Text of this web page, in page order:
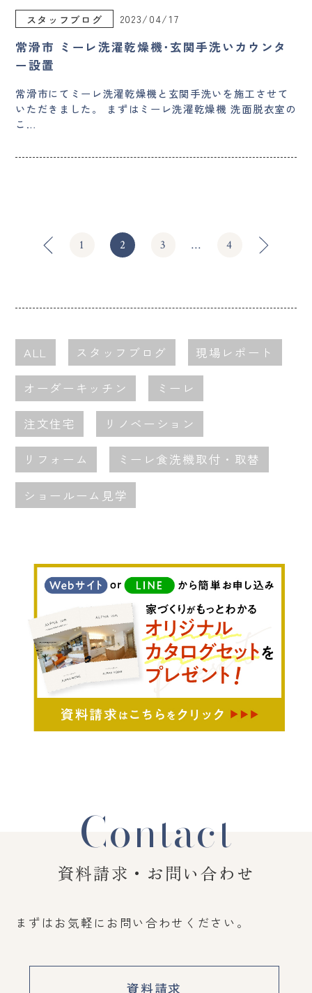
スタッフブログ 2023/04/17
常滑市 ミーレ洗濯乾燥機･玄関手洗いカウンタ
ー設置
常滑市にてミーレ洗濯乾燥機と玄関手洗いを施工させて
いただきました。 まずはミーレ洗濯乾燥機 洗面脱衣室の
こ…
1 2 3 … 4
ALL スタッフブログ 現場レポート
オーダーキッチン ミーレ
注文住宅 リノベーション
リフォーム ミーレ食洗機取付・取替
ショールーム見学
Contact
資料請求・お問い合わせ
まずはお気軽にお問い合わせください。
資料請求